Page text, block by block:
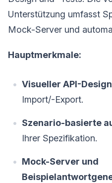
Unterstützung umfasst
Mock-Server und
Hauptmerkmale:
Visueller API-
Import/-Export.
Szenario-basierte
Ihrer Spezifikation.
Mock-Server und